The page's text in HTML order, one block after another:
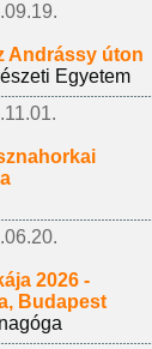
Andrássy úton
Egyetem
2026 -
Budapest